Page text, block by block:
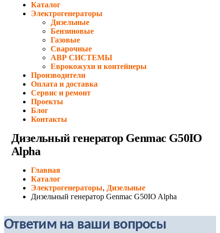
Каталог
Электрогенераторы
Дизельные
Бензиновые
Газовые
Сварочные
АВР СИСТЕМЫ
Еврокожухи и контейнеры
Производители
Оплата и доставка
Сервис и ремонт
Проекты
Блог
Контакты
Дизельный генератор Genmac G50IO
Alpha
Главная
Каталог
Электрогенераторы, Дизельные
Дизельный генератор Genmac G50IO Alpha
Ответим на ваши вопросы